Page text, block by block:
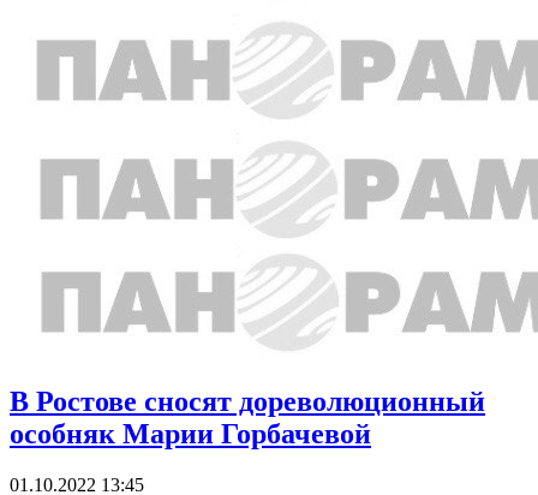
В Ростове сносят дореволюционный
особняк Марии Горбачевой
01.10.2022 13:45